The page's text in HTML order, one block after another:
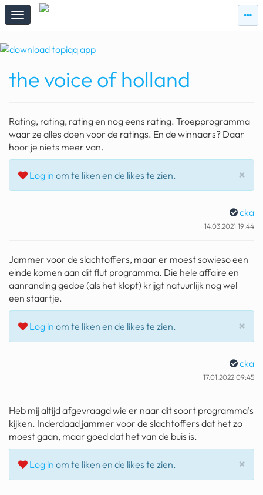
zie
topiqqs
zie
#vandaag
Topiqqs Reacties
ark van noach
pokemon kaarten
fomo
geochelone yniphora
wibra
blokker
dubai chocolade
boring phone
bakelse princess taart
dunkin donuts
the voice of holland
Rating, rating, rating en nog eens rating. Troepprogramma
waar ze alles doen voor de ratings. En de winnaars? Daar
hoor je niets meer van.
×
Log in om te liken en de likes te zien.
cka
14.03.2021 19:44
Jammer voor de slachtoffers, maar er moest sowieso een
einde komen aan dit flut programma. Die hele affaire en
aanranding gedoe (als het klopt) krijgt natuurlijk nog wel
een staartje.
×
Log in om te liken en de likes te zien.
cka
17.01.2022 09:45
Heb mij altijd afgevraagd wie er naar dit soort programma’s
kijken. Inderdaad jammer voor de slachtoffers dat het zo
moest gaan, maar goed dat het van de buis is.
×
Log in om te liken en de likes te zien.